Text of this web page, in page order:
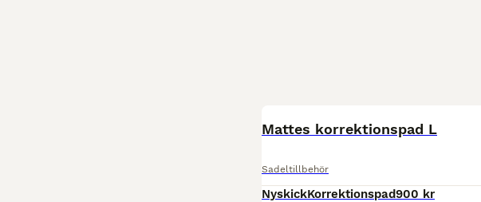
Mattes korrektionspad L
Sadeltillbehör
NyskickKorrektionspad900 kr